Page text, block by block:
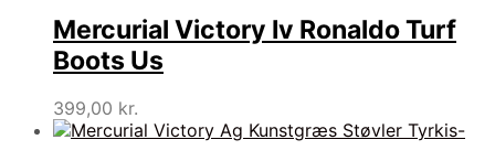
Mercurial Victory Iv Ronaldo Turf
Boots Us
399,00 kr.